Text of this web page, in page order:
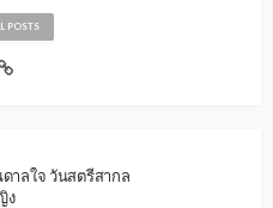
POSTS
าลใจ วันสตรีสากล
ง